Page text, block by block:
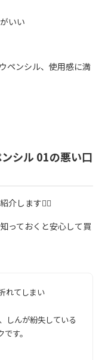
いい
ペンシル、使用感に満
シル 01の悪い口
介します💁‍♀️
っておくと安心して買
れてしまい
しんが紛失している
す。